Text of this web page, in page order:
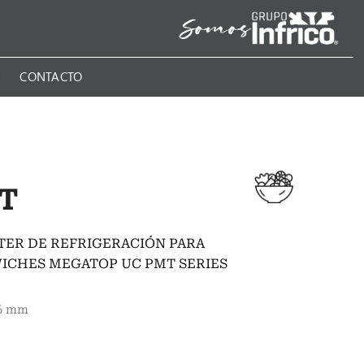
CONTACTO
DE REFRIGERACIÓN PARA
MEGATOP UC PMT SERIES
mm